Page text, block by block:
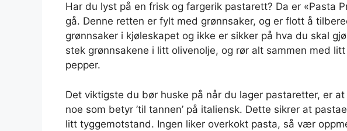
Har du lyst på en frisk og fargerik pastarett? Da er «Pasta
gå. Denne retten er fylt med grønnsaker, og er flott å
grønnsaker i kjøleskapet og ikke er sikker på hva du skal
stek grønnsakene i litt olivenolje, og rør alt sammen med
pepper.
Det viktigste du bør huske på når du lager pastaretter, er
noe som betyr ’til tannen’ på italiensk. Dette sikrer at
litt tyggemotstand. Ingen liker overkokt pasta, så vær